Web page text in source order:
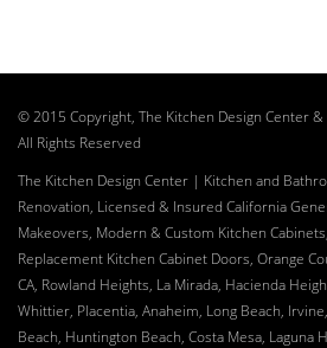
© 2015 Copyright, The Kitchen Design Center
All Rights Reserved
The Kitchen Design Center | Kitchen and
Renovation, Licensed & Insured California
Makeovers, Modern & Custom Kitchen
Replacement Kitchen Cabinet Doors, Orange
CA, Rowland Heights, La Mirada, Hacienda
Whittier, Placentia, Anaheim, Long Beach,
Beach, Huntington Beach, Costa Mesa, Laguna